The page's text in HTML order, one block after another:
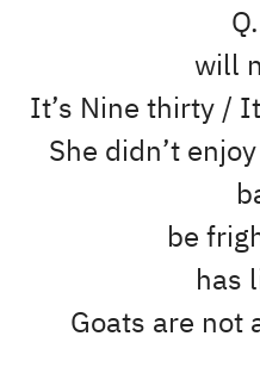
3-She didn’t